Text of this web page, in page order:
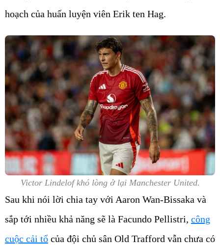
hoạch của huấn luyện viên Erik ten Hag.
Victor Lindelof khó lòng ở lại Manchester United.
Sau khi nói lời chia tay với Aaron Wan-Bissaka và
sắp tới nhiều khả năng sẽ là Facundo Pellistri, công
cuộc cải tổ của đội chủ sân Old Trafford vẫn chưa có